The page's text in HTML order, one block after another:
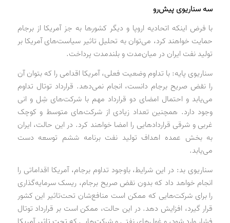
سه سناریوی پیش‌رو
با فرض اینکه اتحادیه اروپا و دیگر کشورها به جز آمریکا از برجام
حمایت خواهند کرد، می‌توان به تحلیل تاثیر سیاست‌های آمریکا بر
تولید نفت ایران در میان‌مدت و بلندمدت پرداخت.
سناریوی پایه: با تداوم وضعیت فعلی، آمریکا اقدامی را که بتوان آن
را نقض صریح برجام دانست، انجام نمی‌دهد. قرارداد توتال تداوم
می‌یابد و احتمال امضای دو قرارداد مهم با شرکت‌های شِل و انی
وجود دارد. همچنین تعداد زیادی از شرکت‌های متوسط و کوچک
غربی و شرقی قراردادهایی را امضا خواهند کرد. در این حالت، ایران
به بخش عمده اهداف تولید نفت برنامه ششم توسعه دست
می‌یابد.
سناریوی بد: در این شرایط، باوجود تداوم برجام، آمریکا اقداماتی را
انجام خواهد داد که بدون نقض صریح برجام، ریسک سرمایه‌گذاری
را برای شرکت‌هایی که ممکن است منافع‌شان تحت‌تاثیر این کشور
قرار گیرد، افزایش دهد. در این حالت، ممکن است بر قرارداد توتال